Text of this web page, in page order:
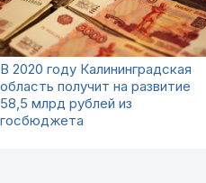
В 2020 году Калининградская
область получит на развитие
58,5 млрд рублей из
госбюджета